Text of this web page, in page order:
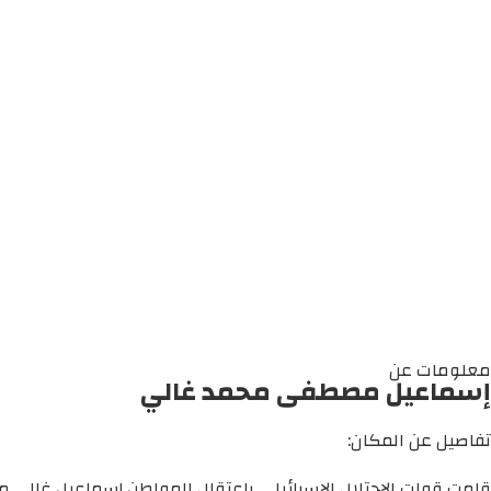
معلومات عن
إسماعيل مصطفى محمد غالي
تفاصيل عن المكان: